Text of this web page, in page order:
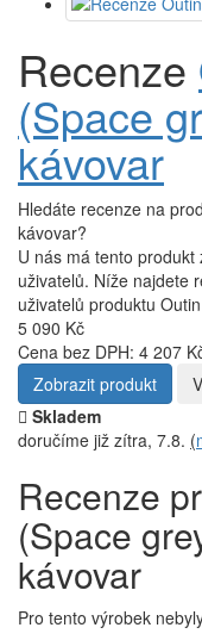
Recenze
(Space
kávovar
Hledáte recenze na
kávovar?
U nás má tento
uživatelů. Níže najdete
uživatelů produktu
5 090 Kč
Cena bez DPH: 4 207
Zobrazit produkt
Skladem
doručíme již zítra, 7.8. (
Recenze
(Space
kávovar
Pro tento výrobek